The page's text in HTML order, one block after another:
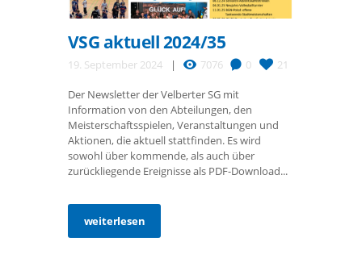
VSG aktuell 2024/35
19. September 2024 7076 0 21
Der Newsletter der Velberter SG mit
Information von den Abteilungen, den
Meisterschaftsspielen, Veranstaltungen und
Aktionen, die aktuell stattfinden. Es wird
sowohl über kommende, als auch über
zurückliegende Ereignisse als PDF-Download...
weiterlesen